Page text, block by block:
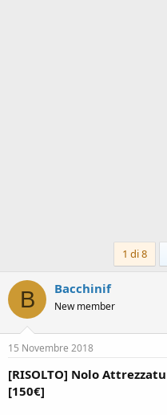
1 di 8
B Bacchinif
New member
15 Novembre 2018
[RISOLTO] Nolo
[150€]